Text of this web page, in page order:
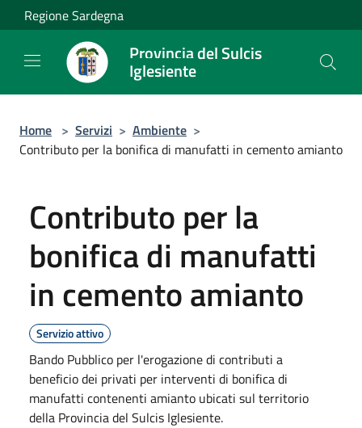
Salta al contenuto principale
Regione Sardegna
Provincia del Sulcis
Iglesiente
Home > Servizi > Ambiente >
Contributo per la bonifica di manufatti in cemento amianto
Contributo per la
bonifica di manufatti
in cemento amianto
Servizio attivo
Bando Pubblico per l'erogazione di contributi a
beneficio dei privati per interventi di bonifica di
manufatti contenenti amianto ubicati sul territorio
della Provincia del Sulcis Iglesiente.